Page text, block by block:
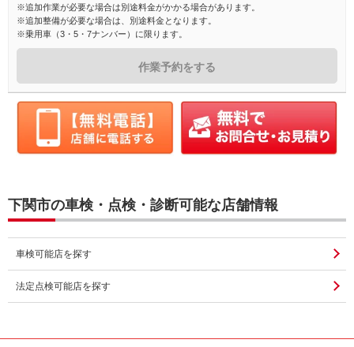
※追加作業が必要な場合は別途料金がかかる場合があります。
※追加整備が必要な場合は、別途料金となります。
※乗用車（3・5・7ナンバー）に限ります。
作業予約をする
下関市の車検・点検・診断可能な店舗情報
車検可能店を探す
法定点検可能店を探す